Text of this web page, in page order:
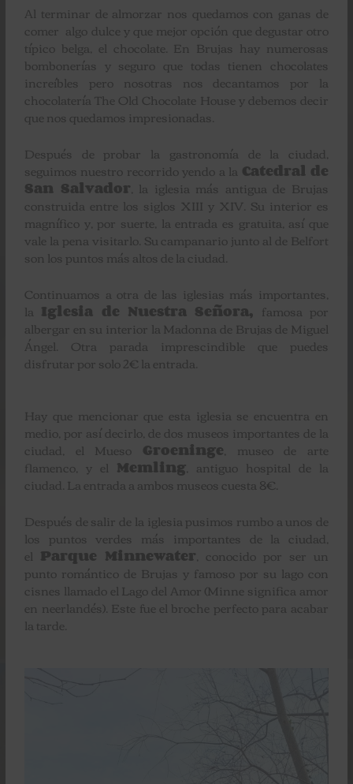
Al terminar de almorzar nos quedamos con ganas de
comer algo dulce y que mejor opción que degustar otro
típico belga, el chocolate. En Brujas hay numerosas
bombonerías y seguro que todas tienen chocolates
increíbles pero nosotras nos decantamos por la
chocolatería The Old Chocolate House y debemos decir
que nos quedamos impresionadas.
Después de probar la gastronomía de la ciudad,
seguimos nuestro recorrido yendo a la Catedral de
San Salvador , la iglesia más antigua de Brujas
construida entre los siglos XIII y XIV. Su interior es
magnífico y, por suerte, la entrada es gratuita, así que
vale la pena visitarlo. Su campanario junto al de Belfort
son los puntos más altos de la ciudad.
Continuamos a otra de las iglesias más importantes,
la Iglesia de Nuestra Señora, famosa por
albergar en su interior la Madonna de Brujas de Miguel
Ángel. Otra parada imprescindible que puedes
disfrutar por solo 2€ la entrada.
Hay que mencionar que esta iglesia se encuentra en
medio, por así decirlo, de dos museos importantes de la
ciudad, el Mueso Groeninge , museo de arte
flamenco, y el Memling , antiguo hospital de la
ciudad. La entrada a ambos museos cuesta 8€.
Después de salir de la iglesia pusimos rumbo a unos de
los puntos verdes más importantes de la ciudad,
el Parque Minnewater , conocido por ser un
punto romántico de Brujas y famoso por su lago con
cisnes llamado el Lago del Amor (Minne significa amor
en neerlandés). Este fue el broche perfecto para acabar
la tarde.